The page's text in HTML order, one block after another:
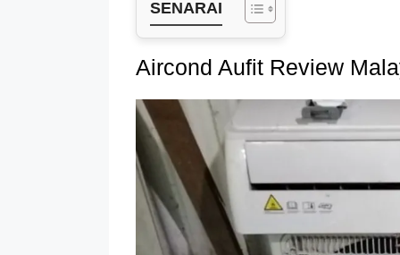
SENARAI
Aircond Aufit Review